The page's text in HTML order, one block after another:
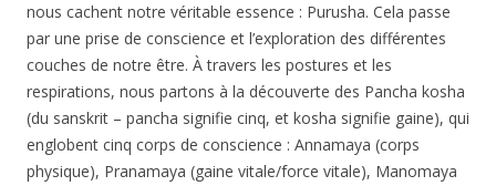
nous cachent notre véritable essence : Purusha. Cela passe
par une prise de conscience et l’exploration des différentes
couches de notre être. À travers les postures et les
respirations, nous partons à la découverte des Pancha kosha
(du sanskrit – pancha signifie cinq, et kosha signifie gaine), qui
englobent cinq corps de conscience : Annamaya (corps
physique), Pranamaya (gaine vitale/force vitale), Manomaya